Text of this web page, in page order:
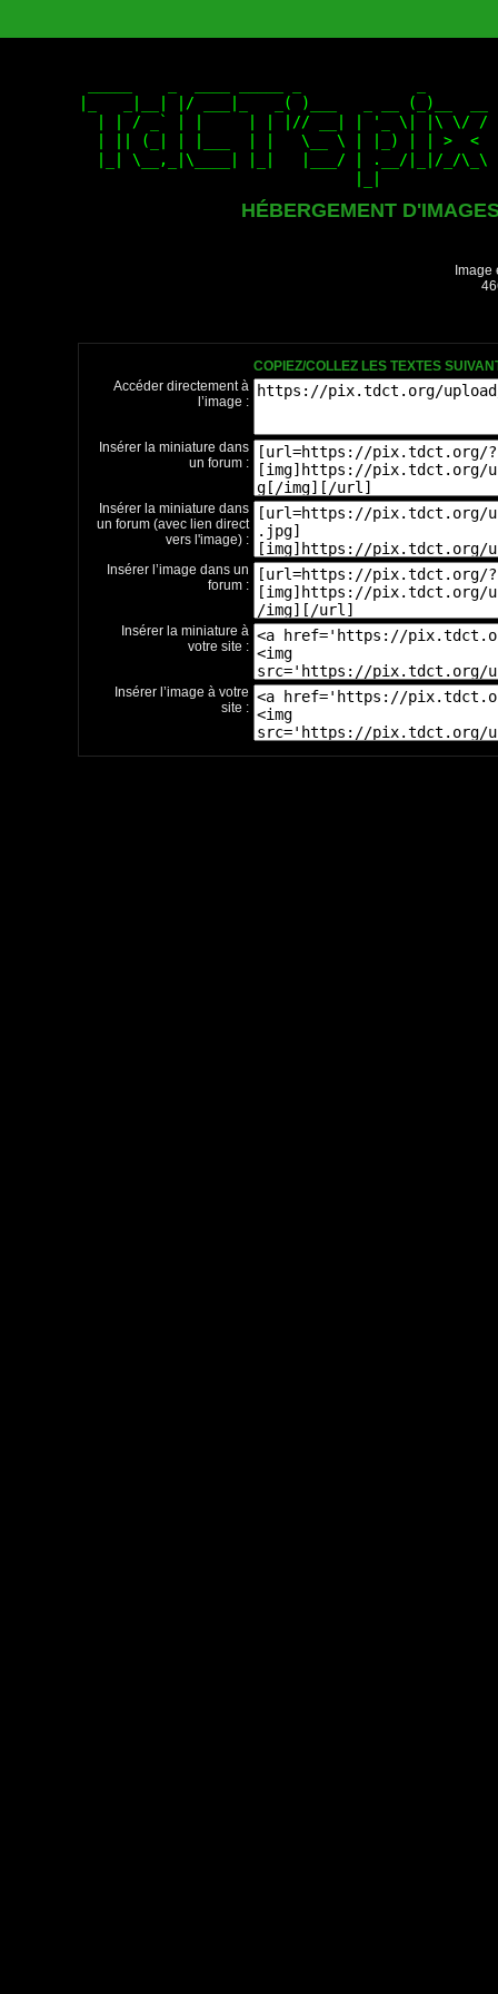
HÉBERGEMENT
COPIEZ/COLLEZ LES TEXTES
Accéder directement à
l’image :
Insérer la miniature dans
un forum :
Insérer la miniature dans
un forum (avec lien direct
vers l'image) :
Insérer l’image dans un
forum :
Insérer la miniature à
votre site :
Insérer l’image à votre
site :